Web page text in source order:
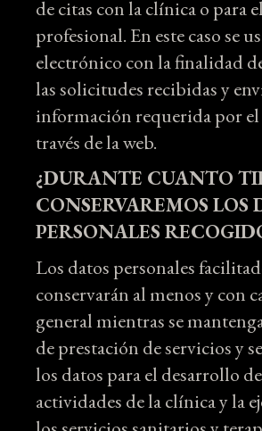
de citas con la clínica o para
profesional. En este caso se
electrónico con la finalidad
las solicitudes recibidas y
información requerida por
través de la web.
¿DURANTE CUANTO
CONSERVAREMOS LOS
PERSONALES
Los datos personales
conservarán al menos y con
general mientras se
de prestación de servicios y
los datos para el desarrollo
actividades de la clínica y la